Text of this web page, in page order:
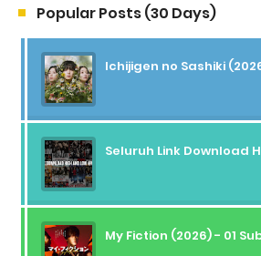
Popular Posts (30 Days)
My Fiction (2026) - 01